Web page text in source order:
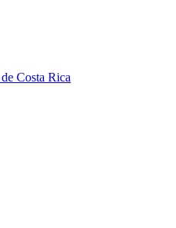
Costa Rica